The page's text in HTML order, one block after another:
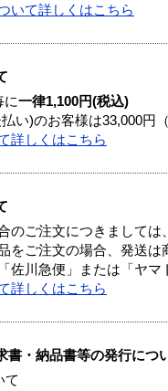
いて詳しくはこちら
に一律1,100円(税込)
い)のお客様は33,000円
詳しくはこちら
のご注文につきましては
をご注文の場合、発送は
佐川急便」または「ヤマ
詳しくはこちら
書・納品書等の発行につ
て